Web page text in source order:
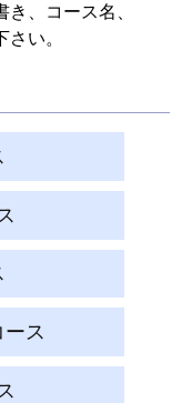
、コース名、
い。
ス